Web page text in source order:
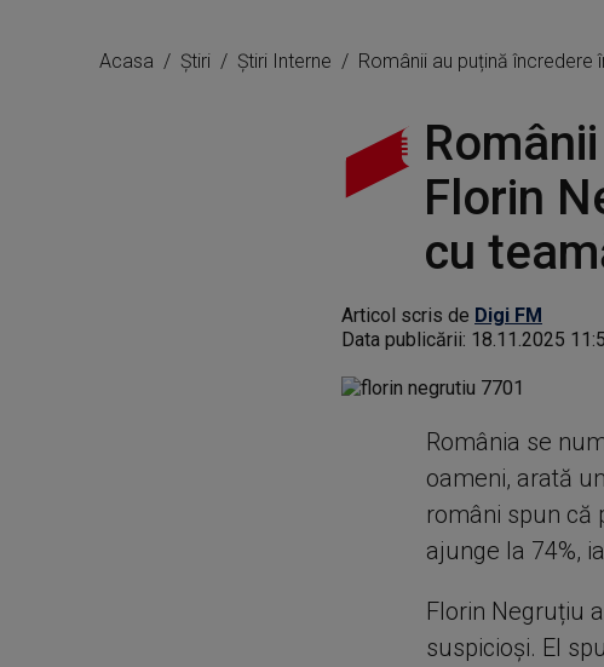
Acasa Știri Știri Interne Românii au puțină încredere
Florin
cu
Articol scris de Digi FM
Data publicării: 18.11.2025
România se
oameni, arată
români spun că
ajunge la 74%,
Florin Negruțiu
suspicioși. El